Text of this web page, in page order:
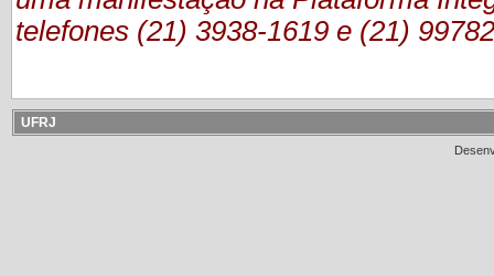
telefones (21) 3938-1619 e (21)
UFRJ